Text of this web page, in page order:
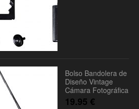
Bolso Bandolera de
Diseño Vintage
Cámara Fotográfica
19.95 €